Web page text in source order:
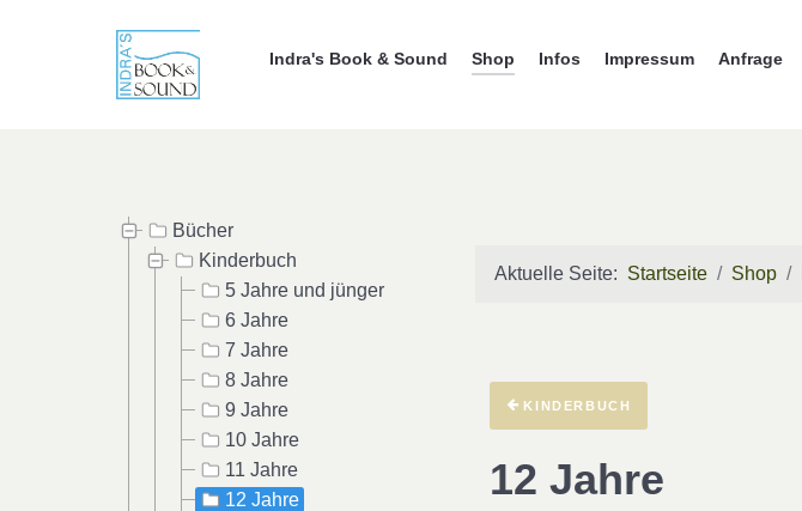
Indra's Book & Sound Shop Infos Impressum Anfrage
Bücher
Kinderbuch
5 Jahre und jünger
6 Jahre
7 Jahre
8 Jahre
9 Jahre
10 Jahre
11 Jahre
12 Jahre
Aktuelle Seite: Startseite Shop
KINDERBUCH
12 Jahre